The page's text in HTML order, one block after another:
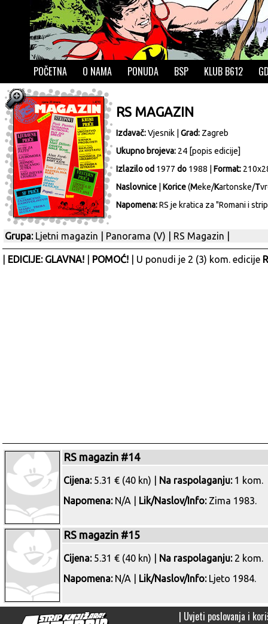
POČETNA O NAMA PONUDA BSP KLUB B612
RS MAGAZIN
Izdavač:Vjesnik Grad: Zagreb
Ukupno brojeva: 24 [popis edicije]
Izlazilo od 1977 do 1988 | Format:
Naslovnice
Korice(Meke/Kartonske/T
Napomena:RS je kratica za "Romani i
Grupa: Ljetni magazin Panorama (V) RS Magazin
EDICIJE: GLAVNA! POMOĆ! | U ponudi je 2 (3) kom. edicije
RS magazin #14
Cijena:5.31 € (40 kn) | Na raspolaganju:1 kom.
Napomena:N/A | Lik/Naslov/Info:Zima 1983.
RS magazin #15
Cijena:5.31 € (40 kn) | Na raspolaganju:2 kom.
Napomena:N/A | Lik/Naslov/Info:Ljeto 1984.
| Uvjeti poslovanja i